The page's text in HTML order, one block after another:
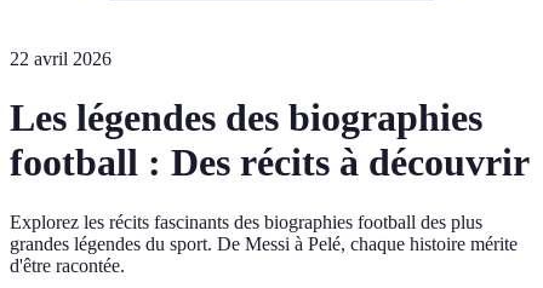
22 avril 2026
Les légendes des biographies
football : Des récits à découvrir
Explorez les récits fascinants des biographies football des plus
grandes légendes du sport. De Messi à Pelé, chaque histoire mérite
d'être racontée.